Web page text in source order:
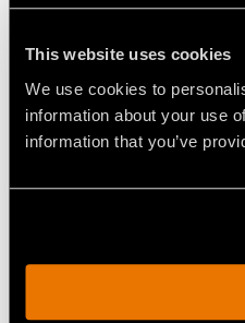
This website uses cookies
We use cookies to
information about your use
information that you’ve